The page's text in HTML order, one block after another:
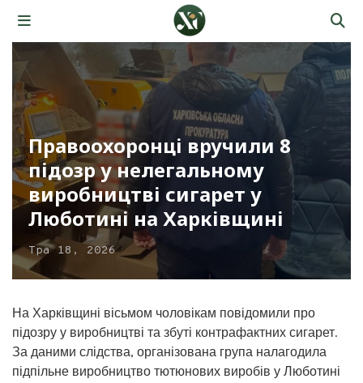
Правоохоронці вручили 8
підозр у нелегальному
виробництві сигарет у
Люботині на Харківщині
Тра 18, 2026
На Харківщині вісьмом чоловікам повідомили про
підозру у виробництві та збуті контрафактних сигарет.
За даними слідства, організована група налагодила
підпільне виробництво тютюнових виробів у Люботині